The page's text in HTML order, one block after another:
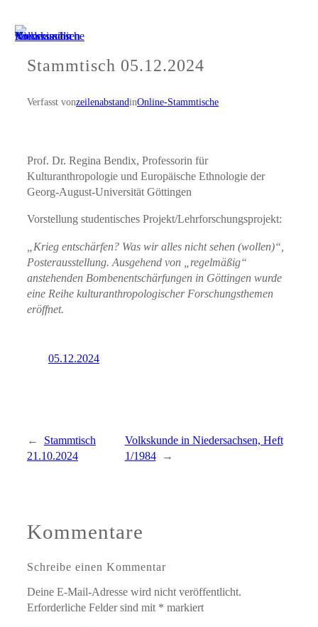
Zum
Inhalt
springenStammtisch 05.12.2024
Verfasst vonzeilenabstandinOnline-Stammtische
Prof. Dr. Regina Bendix, Professorin für
Kulturanthropologie und Europäische Ethnologie der
Georg-August-Universität Göttingen
Vorstellung studentisches Projekt/Lehrforschungsprojekt:
„Krieg entschärfen? Was wir alles nicht sehen (wollen)“,
Posterausstellung. Ausgehend von „regelmäßig“
anstehenden Bombenentschärfungen in Göttingen wurde
eine Reihe kulturanthropologischer Forschungsthemen
eröffnet.
05.12.2024
←
Stammtisch
21.10.2024
Volkskunde in Niedersachsen, Heft
1/1984
→
Kommentare
Schreibe einen Kommentar
Deine E-Mail-Adresse wird nicht veröffentlicht.
Erforderliche Felder sind mit * markiert